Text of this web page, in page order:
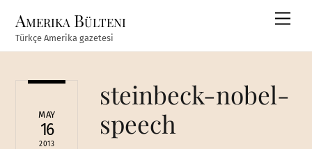
content
Amerika Bülteni
Türkçe Amerika gazetesi
MAY
16
2013
steinbeck-nobel-
speech